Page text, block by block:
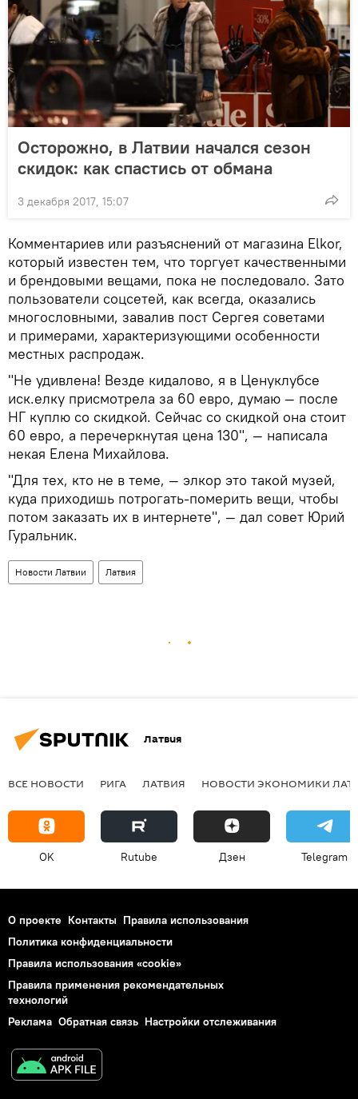
Осторожно, в Латвии начался сезон
скидок: как спастись от обмана
3 декабря 2017, 15:07
Комментариев или разъяснений от магазина Elkor,
который известен тем, что торгует качественными
и брендовыми вещами, пока не последовало. Зато
пользователи соцсетей, как всегда, оказались
многословными, завалив пост Сергея советами
и примерами, характеризующими особенности
местных распродаж.
"Не удивлена! Везде кидалово, я в Ценуклубсе
иск.елку присмотрела за 60 евро, думаю — после
НГ куплю со скидкой. Сейчас со скидкой она стоит
60 евро, а перечеркнутая цена 130", — написала
некая Елена Михайлова.
"Для тех, кто не в теме, — элкор это такой музей,
куда приходишь потрогать-померить вещи, чтобы
потом заказать их в интернете", — дал совет Юрий
Гуральник.
Новости Латвии Латвия
Латвия
ВСЕ НОВОСТИ РИГА ЛАТВИЯ НОВОСТИ ЭКОНОМИКИ
OK Rutube Дзен Telegram
О проекте Контакты Правила использования
Политика конфиденциальности
Правила использования «cookie»
Правила применения рекомендательных
технологий
Реклама Обратная связь Настройки отслеживания